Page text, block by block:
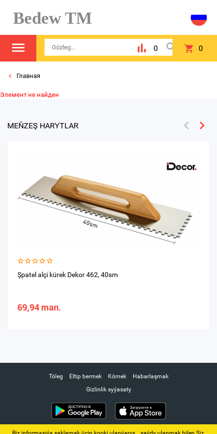
Bedew TM
0 0
Главная
Элемент не найден
MEŇZEŞ HARYTLAR
Şpatel alçi kürek Dekor 462, 40sm
69,94 man.
Töleg Eltip bermek Kömek
Habarlaşmak
Gizlinlik syýasaty